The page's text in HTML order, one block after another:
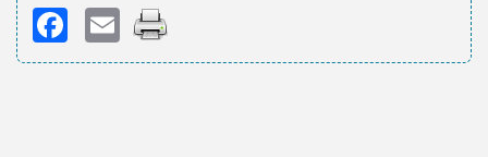
Facebook
Email